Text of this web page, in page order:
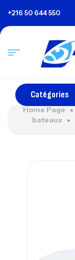
+216 50 644 550
Catégories
Home Page
bateaux